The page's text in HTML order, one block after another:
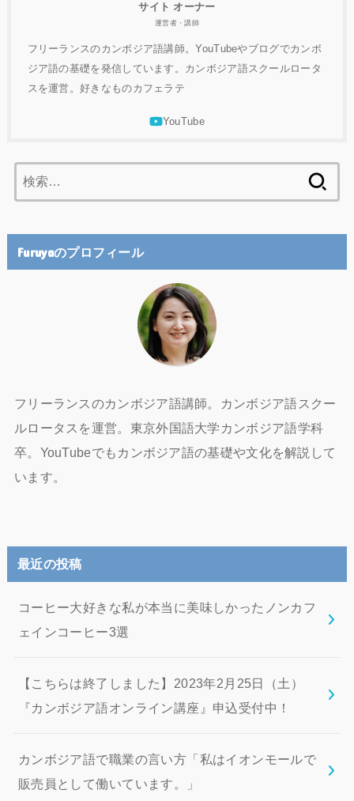
サイト オーナー
運営者・講師
フリーランスのカンボジア語講師。YouTubeやブログでカンボ
ジア語の基礎を発信しています。カンボジア語スクールロータ
スを運営。好きなものカフェラテ
索:
Furuyaのプロフィール
フリーランスのカンボジア語講師。カンボジア語スクー
ルロータスを運営。東京外国語大学カンボジア語学科
卒。YouTubeでもカンボジア語の基礎や文化を解説して
います。
最近の投稿
コーヒー大好きな私が本当に美味しかったノンカフ
ェインコーヒー3選
【こちらは終了しました】2023年2月25日（土）
『カンボジア語オンライン講座』申込受付中！
カンボジア語で職業の言い方「私はイオンモールで
販売員として働いています。」